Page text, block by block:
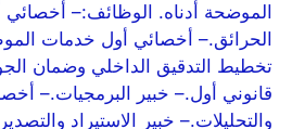
الموضحة أدناه. الوظائف:– أخصائي
الحرائق.– أخصائي أول خدمات
تخطيط التدقيق الداخلي وضمان
قانوني أول.– خبير البرمجيات.–
والتحليلات.– خبير الاستيراد